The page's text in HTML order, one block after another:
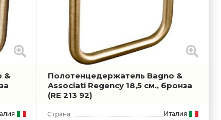
&
Полотенцедержатель Bagno &
Associati Regency 18,5 см., бронза
(RE 213 92)
Италия